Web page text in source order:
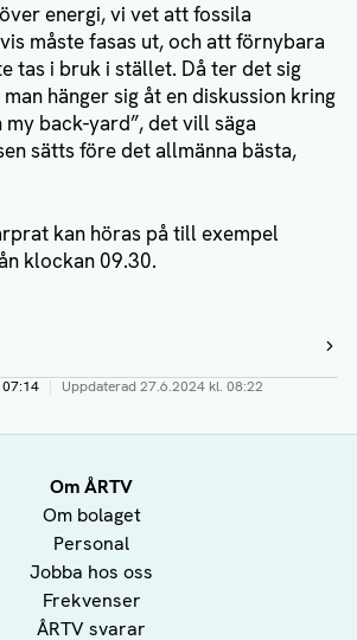
energi, vi vet att fossila
måste fasas ut, och att förnybara
tas i bruk i stället. Då ter det sig
hänger sig åt en diskussion kring
my back-yard”, det vill säga
sätts före det allmänna bästa,
kan höras på till exempel
klockan 09.30.
| Uppdaterad27.6.2024 kl. 08:22
Om ÅRTV
Om bolaget
Personal
Jobba hos oss
Frekvenser
ÅRTV svarar